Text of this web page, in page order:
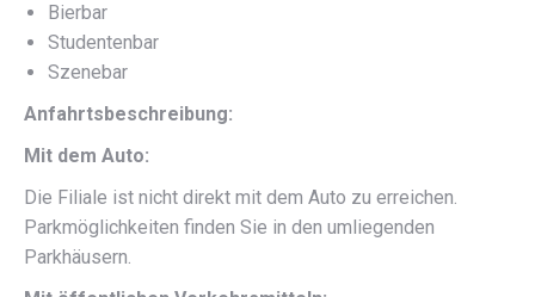
Bierbar
Studentenbar
Szenebar
Anfahrtsbeschreibung:
Mit dem Auto:
Die Filiale ist nicht direkt mit dem Auto zu erreichen.
Parkmöglichkeiten finden Sie in den umliegenden
Parkhäusern.